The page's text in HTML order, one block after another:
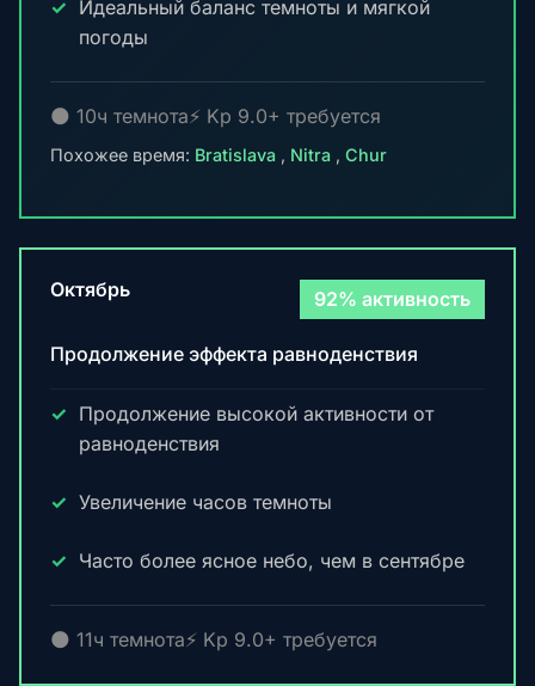
Идеальный баланс темноты и мягкой
погоды
🌑 10ч темнота⚡ Kp 9.0+ требуется
Похожее время: Bratislava , Nitra , Chur
Октябрь 92% активность
Продолжение эффекта равноденствия
Продолжение высокой активности от
равноденствия
Увеличение часов темноты
Часто более ясное небо, чем в сентябре
🌑 11ч темнота⚡ Kp 9.0+ требуется